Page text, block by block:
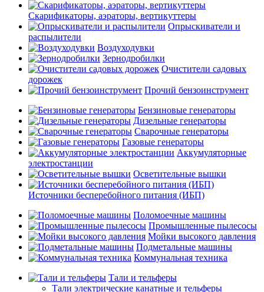
Скарификаторы, аэраторы, вертикуттеры
Опрыскиватели и
распылители
Воздуходувки
Зернодробилки
Очистители садовых
дорожек
Прочий бензоинструмент
Бензиновые генераторы
Дизельные генераторы
Сварочные генераторы
Газовые генераторы
Аккумуляторные
электростанции
Осветительные вышки
Источники бесперебойного питания (ИБП)
Поломоечные машины
Промышленные пылесосы
Мойки высокого давления
Подметальные машины
Коммунальная техника
Тали и тельферы
Тали электрические канатные и тельферы